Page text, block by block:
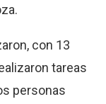
con 13
tareas
personas